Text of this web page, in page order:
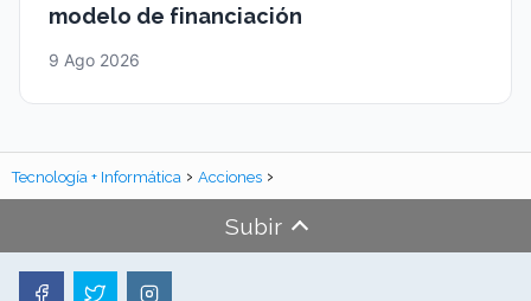
modelo de financiación
9 Ago 2026
Tecnología + Informática Acciones
Subir